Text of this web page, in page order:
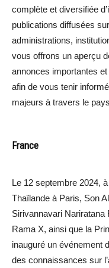
complète et diversifiée
publications diffusées
administrations,
vous offrons un aperçu
annonces importantes
afin de vous tenir
majeurs à travers le
France
Le 12 septembre 2024,
Thaïlande à Paris, Son
Sirivannavari Nariratana
Rama X, ainsi que la
inauguré un événement
des connaissances sur